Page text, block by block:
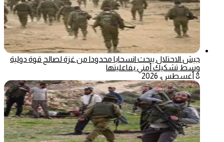
جيش الاحتلال يبحث انسحابا محدودا من غزة لصالح قوة دولية
وسط تشكيك أمني بفاعليتها
8 أغسطس، 2026